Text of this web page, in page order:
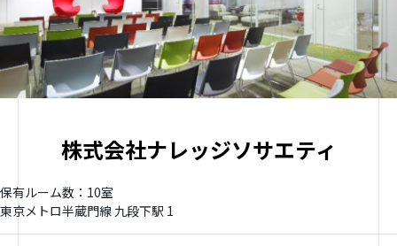
株式会社ナレッジソサエティ
保有ルーム数：10室
東京メトロ半蔵門線 九段下駅 1